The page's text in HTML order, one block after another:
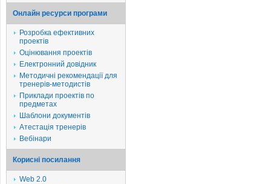
Онлайн ресурси програми
Розробка ефективних
проектів
Оцінювання проектів
Електронний довідник
Методичні рекомендації для
тренерів-методистів
Приклади проектів по
предметах
Шаблони документів
Атестація тренерів
Вебінари
Корисні посилання
Web 2.0